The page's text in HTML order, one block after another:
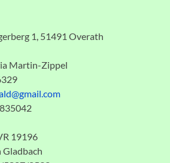
1, 51491 Overath
Martin-Zippel
19196
Gladbach